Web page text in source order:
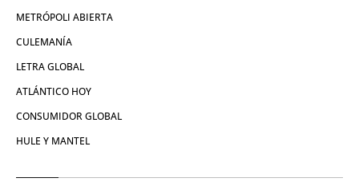
METRÓPOLI ABIERTA
CULEMANÍA
LETRA GLOBAL
ATLÁNTICO HOY
CONSUMIDOR GLOBAL
HULE Y MANTEL